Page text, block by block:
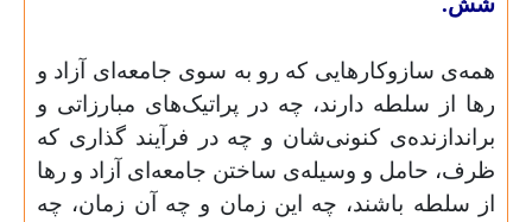
همه‌ی سازوکارهایی که رو به سوی جامعه‌ای آزاد و
رها از سلطه دارند، چه در پراتیک‌های مبارزاتی و
براندازنده‌ی کنونی‌شان و چه در فرآیند گذاری که
ظرف، حامل و وسیله‌ی ساختن جامعه‌ای آزاد و رها
از سلطه باشند، چه این زمان و چه آن زمان، چه